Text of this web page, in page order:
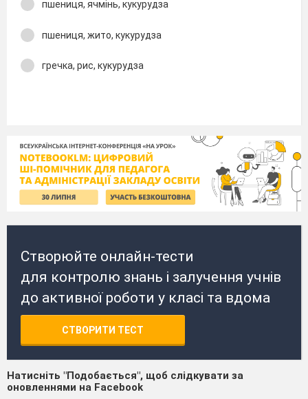
пшениця, ячмінь, кукурудза
пшениця, жито, кукурудза
гречка, рис, кукурудза
Створюйте онлайн-тести
для контролю знань і залучення учнів
до активної роботи у класі та вдома
СТВОРИТИ ТЕСТ
Натисніть "Подобається", щоб слідкувати за
оновленнями на Facebook